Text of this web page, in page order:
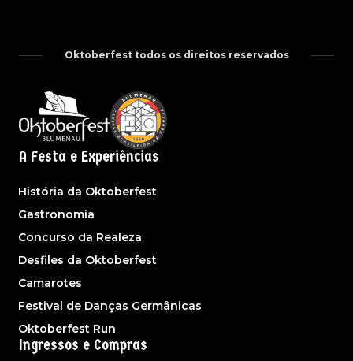
Oktoberfest todos os direitos reservados
A Festa e Experiências
História da Oktoberfest
Gastronomia
Concurso da Realeza
Desfiles da Oktoberfest
Camarotes
Festival de Danças Germânicas
Oktoberfest Run
Ingressos e Compras